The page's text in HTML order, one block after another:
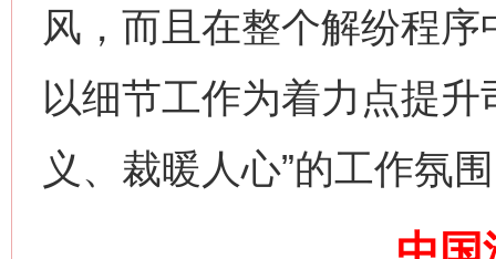
风，而且在整个解纷程
以细节工作为着力点提
义、裁暖人心”的工作氛